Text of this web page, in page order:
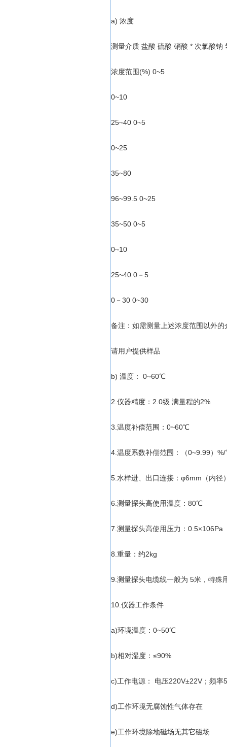
a) 浓度
测量介质 盐酸 硫酸 硝酸 * 次氯酸钠
浓度范围(%) 0~5
0~10
25~40 0~5
0~25
35~80
96~99.5 0~25
35~50 0~5
0~10
25~40 0－5
0－30 0~30
备注：如需测量上述浓度范围以外的
请用户提供样品
b) 温度： 0~60℃
2.仪器精度：2.0级 满量程的2%
3.温度补偿范围：0~60℃
4.温度系数补偿范围：（0~9.99）
5.水样进、出口连接：φ6mm（内径
6.测量探头高使用温度：80℃
7.测量探头高使用压力：0.5×106Pa
8.重量：约2kg
9.测量探头电缆线一般为 5米，特殊
10.仪器工作条件
a)环境温度：0~50℃
b)相对湿度：≤90%
c)工作电源： 电压220V±22V；频率
d)工作环境无腐蚀性气体存在
e)工作环境除地磁场无其它磁场